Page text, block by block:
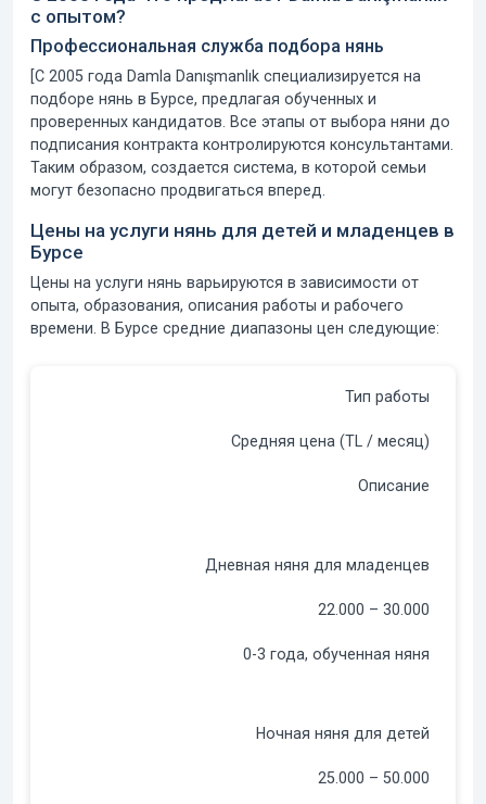
с опытом?
Профессиональная служба подбора нянь
[С 2005 года Damla Danışmanlık специализируется на
подборе нянь в Бурсе, предлагая обученных и
проверенных кандидатов. Все этапы от выбора няни до
подписания контракта контролируются консультантами.
Таким образом, создается система, в которой семьи
могут безопасно продвигаться вперед.
Цены на услуги нянь для детей и младенцев в
Бурсе
Цены на услуги нянь варьируются в зависимости от
опыта, образования, описания работы и рабочего
времени. В Бурсе средние диапазоны цен следующие:
Тип работы
Средняя цена (TL / месяц)
Описание
Дневная няня для младенцев
22.000 – 30.000
0-3 года, обученная няня
Ночная няня для детей
25.000 – 50.000